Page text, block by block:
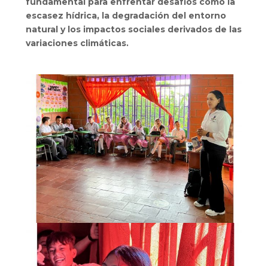
escasez hídrica, la degradación del entorno
natural y los impactos sociales derivados de las
variaciones climáticas.